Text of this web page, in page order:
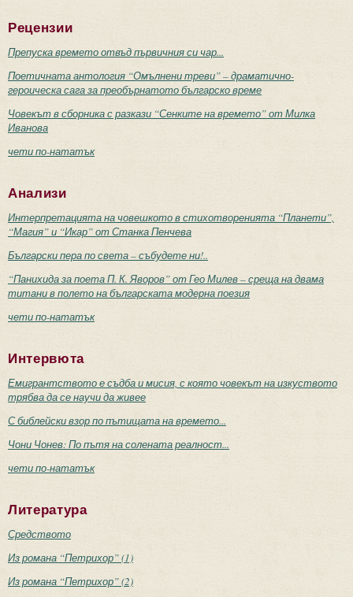
Рецензии
Препуска времето отвъд първичния си чар...
Поетичната антология “Омълнени треви” – драматично-
героическа сага за преобърнатото българско време
Човекът в сборника с разкази “Сенките на времето” от Милка
Иванова
чети по-нататък
Анализи
Интерпретацията на човешкото в стихотворенията “Планети”,
“Магия” и “Икар” от Станка Пенчева
Български пера по света – събудете ни!..
“Панихида за поета П. К. Яворов” от Гео Милев – среща на двама
титани в полето на българската модерна поезия
чети по-нататък
Интервюта
Емигрантството е съдба и мисия, с която човекът на изкуството
трябва да се научи да живее
С библейски взор по пътищата на времето...
Чони Чонев: По пътя на солената реалност...
чети по-нататък
Литература
Средството
Из романа “Петрихор” (1)
Из романа “Петрихор” (2)